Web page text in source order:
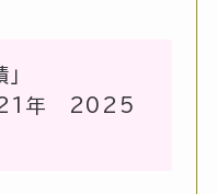
」
年 2025